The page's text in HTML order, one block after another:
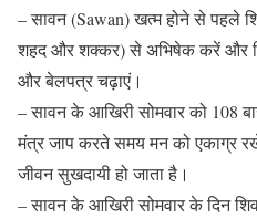
– सावन (Sawan) खत्म होने से पहले
शहद और शक्कर) से अभिषेक करें और
और बेलपत्र चढ़ाएं।
– सावन के आखिरी सोमवार को 108
मंत्र जाप करते समय मन को एकाग्र
जीवन सुखदायी हो जाता है।
– सावन के आखिरी सोमवार के दिन